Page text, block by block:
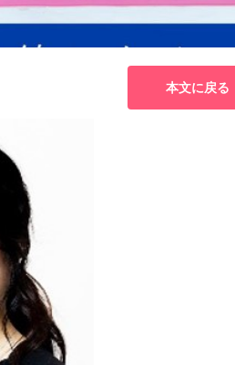
本文に戻る